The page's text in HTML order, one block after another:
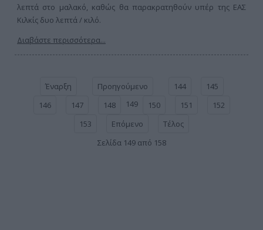
λεπτά στο μαλακό, καθώς θα παρακρατηθούν υπέρ της ΕΑΣ
Κιλκίς δυο λεπτά / κιλό.
Διαβάστε περισσότερα...
Έναρξη Προηγούμενο 144
145
146
147 148 149 150 151
152
153
Επόμενο
Τέλος
Σελίδα 149 από 158